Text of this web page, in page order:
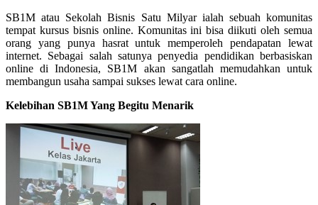
SB1M atau Sekolah Bisnis Satu Milyar ialah sebuah komunitas
tempat kursus bisnis online. Komunitas ini bisa diikuti oleh semua
orang yang punya hasrat untuk memperoleh pendapatan lewat
internet. Sebagai salah satunya penyedia pendidikan berbasiskan
online di Indonesia, SB1M akan sangatlah memudahkan untuk
membangun usaha sampai sukses lewat cara online.
Kelebihan SB1M Yang Begitu Menarik